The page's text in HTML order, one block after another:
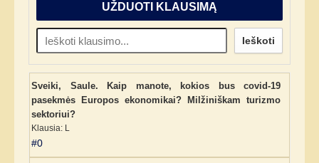
UŽDUOTI KLAUSIMĄ
Ieškoti
Sveiki, Saule. Kaip manote, kokios bus covid-19
pasekmės Europos ekonomikai? Milžiniškam turizmo
sektoriui?
Klausia: L
#0